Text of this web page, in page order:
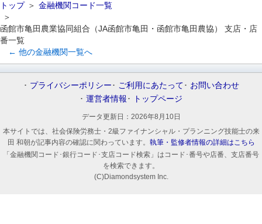
トップ 金融機関コード一覧
函館市亀田農業協同組合（JA函館市亀田・函館市亀田農協） 支店・店
番一覧
← 他の金融機関一覧へ
プライバシーポリシー ご利用にあたって
お問い合わせ
運営者情報
トップページ
データ更新日： 2026年8月10日
本サイトでは、社会保険労務士・2級ファイナンシャル・プランニング技能士の来
田 和朝が記事内容の確認に関わっています。 執筆・監修者情報の詳細はこちら
「金融機関コード･銀行コード･支店コード検索」はコード･番号や店番、支店番号
を検索できます。
(C)Diamondsystem Inc.